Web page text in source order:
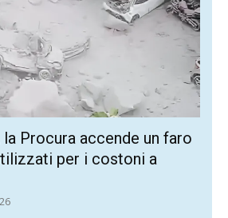
Procura accende un faro
per i costoni a